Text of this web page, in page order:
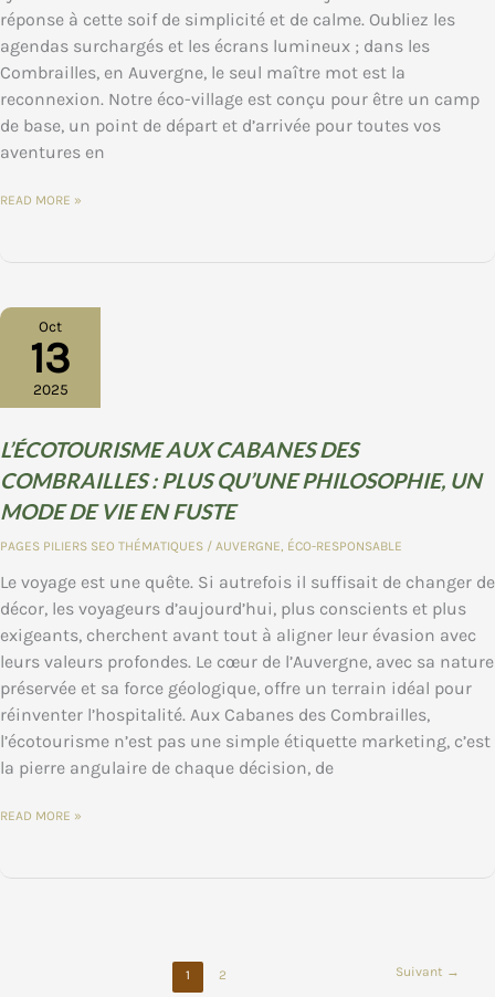
réponse à cette soif de simplicité et de calme. Oubliez les
agendas surchargés et les écrans lumineux ; dans les
Combrailles, en Auvergne, le seul maître mot est la
reconnexion. Notre éco-village est conçu pour être un camp
de base, un point de départ et d’arrivée pour toutes vos
aventures en
SÉJOUR
REDÉCOUVREZ
DES
COMBRAILLES
READ MORE »
Oct
13
2025
L’ÉCOTOURISME AUX CABANES DES
COMBRAILLES : PLUS QU’UNE PHILOSOPHIE, UN
MODE DE VIE EN FUSTE
PAGES PILIERS SEO THÉMATIQUES / AUVERGNE, ÉCO-RESPONSABLE
Le voyage est une quête. Si autrefois il suffisait de changer de
décor, les voyageurs d’aujourd’hui, plus conscients et plus
exigeants, cherchent avant tout à aligner leur évasion avec
leurs valeurs profondes. Le cœur de l’Auvergne, avec sa nature
préservée et sa force géologique, offre un terrain idéal pour
réinventer l’hospitalité. Aux Cabanes des Combrailles,
l’écotourisme n’est pas une simple étiquette marketing, c’est
la pierre angulaire de chaque décision, de
L’ÉCOTOURISME
READ MORE »
1 2 Suivant →